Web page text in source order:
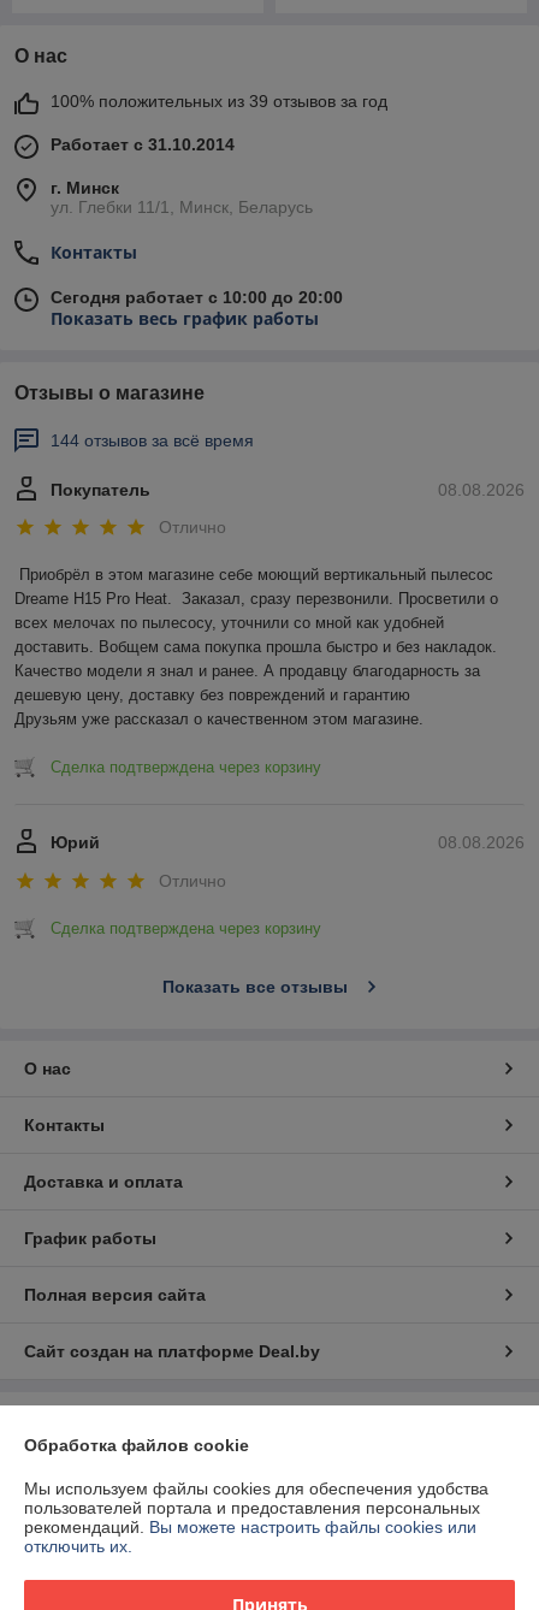
О нас
100% положительных из 39 отзывов за год
Работает с 31.10.2014
г. Минск
ул. Глебки 11/1, Минск, Беларусь
Контакты
Сегодня работает с 10:00 до 20:00
Показать весь график работы
Отзывы о магазине
144 отзывов за всё время
08.08.2026
Покупатель
Отлично
Приобрёл в этом магазине себе моющий вертикальный пылесос
Dreame H15 Pro Heat.  Заказал, сразу перезвонили. Просветили о
всех мелочах по пылесосу, уточнили со мной как удобней
доставить. Вобщем сама покупка прошла быстро и без накладок.
Качество модели я знал и ранее. А продавцу благодарность за
дешевую цену, доставку без повреждений и гарантию
Друзьям уже рассказал о качественном этом магазине.
Сделка подтверждена через корзину
08.08.2026
Юрий
Отлично
Сделка подтверждена через корзину
Показать все отзывы
О нас
Контакты
Доставка и оплата
График работы
Полная версия сайта
Сайт создан на платформе Deal.by
Витебская обл., г. Орша, ул. Перекопская 14-90
Регистрационный номер ЕГР: 391428121
Регистрационный орган: Оршанский городской исполнительный
Обработка файлов cookie
Мы используем файлы cookies для обеспечения удобства
пользователей портала и предоставления персональных
рекомендаций. Вы можете настроить файлы cookies или
отключить их.
Принять